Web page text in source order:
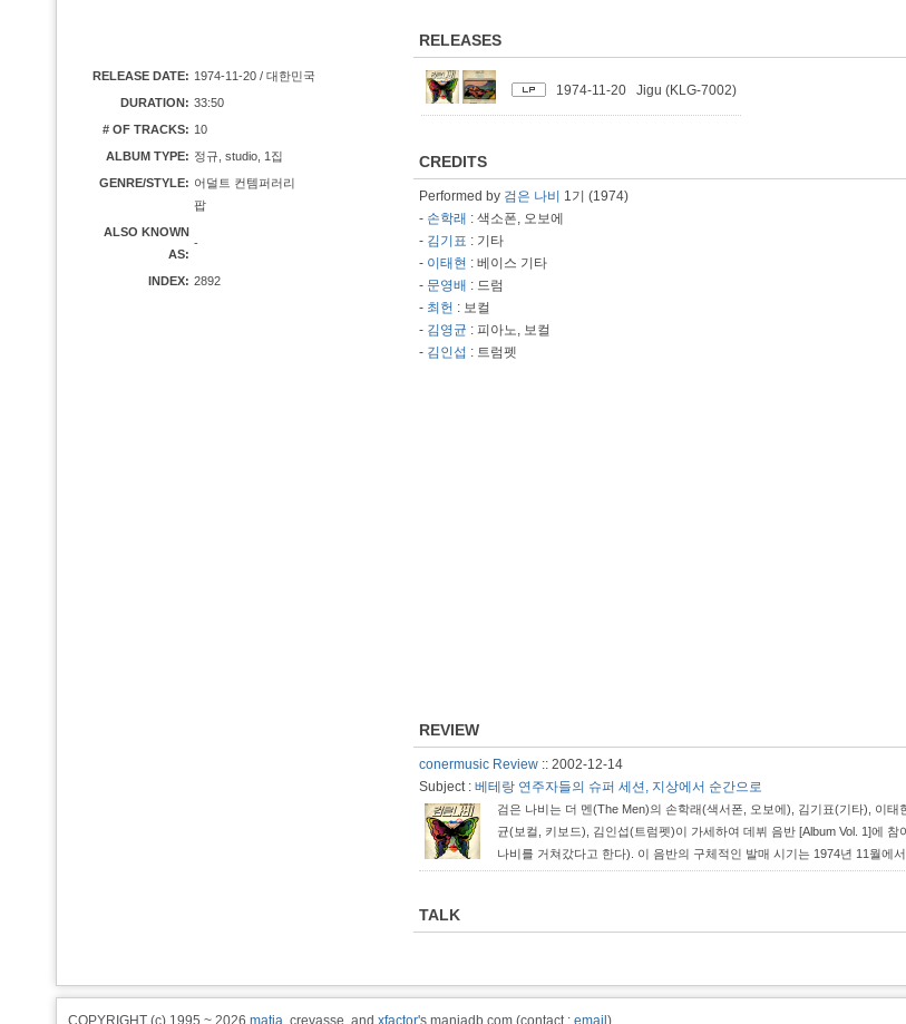
RELEASE DATE: 1974-11-20 / 대한민국
DURATION: 33:50
# OF TRACKS: 10
ALBUM TYPE: 정규, studio, 1집
GENRE/STYLE: 어덜트 컨템퍼러리
팝
ALSO KNOWN
AS:
-
INDEX: 2892
RELEASES
1974-11-20 Jigu (KLG-7002)
CREDITS
Performed by 검은 나비
1기 (1974)
- 손학래 : 색소폰, 오보에
- 김기표 : 기타
- 이태현 : 베이스 기타
- 문영배 : 드럼
- 최헌 : 보컬
- 김영균 : 피아노, 보컬
- 김인섭 : 트럼펫
REVIEW
conermusic Review :: 2002-12-14
Subject : 베테랑 연주자들의 슈퍼 세션, 지상에서 순간으로
검은 나비는 더 멘(The Men)의 손학래(색서폰, 오보에), 김기표(기타), 이
균(보컬, 키보드), 김인섭(트럼펫)이 가세하여 데뷔 음반 [Album Vol. 1]에
나비를 거쳐갔다고 한다). 이 음반의 구체적인 발매 시기는 1974년 11월에
기 때문이다. 아무튼 1974년 말에 발매된 이 음반은 이듬해 5만장 이상 팔
TALK
COPYRIGHT (c) 1995 ~ 2026 matia , crevasse, and xfactor's maniadb.com (contact : email )